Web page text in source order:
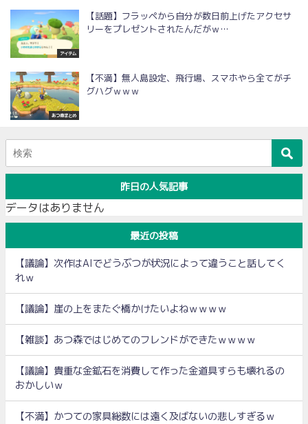
アイテム
【話題】フラッペから自分が数日前上げたアクセサ
リーをプレゼントされたんだがｗ…
あつ森まとめ
【不満】無人島設定、飛行場、スマホやら全てがチ
グハグｗｗｗ
昨日の人気記事
データはありません
最近の投稿
【議論】次作はAIでどうぶつが状況によって違うこと話してく
れｗ
【議論】崖の上をまたぐ橋かけたいよねｗｗｗｗ
【雑談】あつ森ではじめてのフレンドができたｗｗｗｗ
【議論】貴重な金鉱石を消費して作った金道具すらも壊れるの
おかしいｗ
【不満】かつての家具総数には遠く及ばないの悲しすぎるｗ